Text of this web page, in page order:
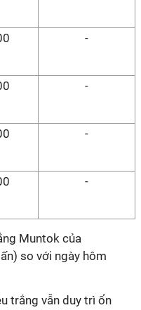
-
-
-
-
Muntok của
so với ngày hôm
trắng vẫn duy trì ổn